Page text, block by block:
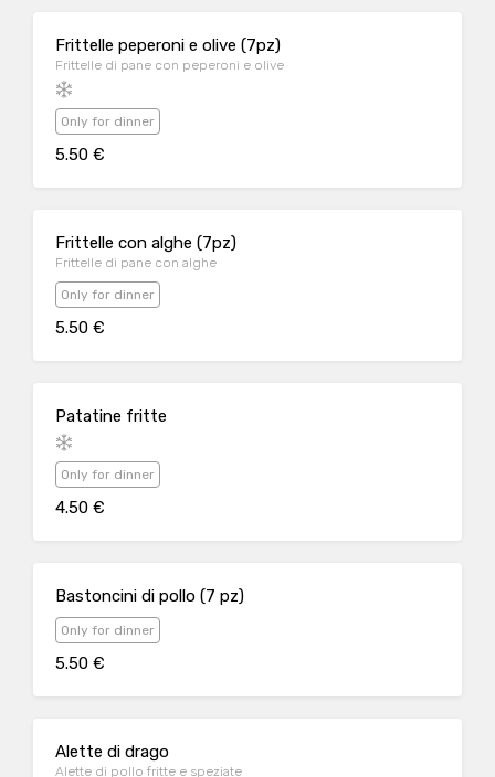
Frittelle peperoni e olive (7pz)
Frittelle di pane con peperoni e olive
Only for dinner
5.50 €
Frittelle con alghe (7pz)
Frittelle di pane con alghe
Only for dinner
5.50 €
Patatine fritte
Only for dinner
4.50 €
Bastoncini di pollo (7 pz)
Only for dinner
5.50 €
Alette di drago
Alette di pollo fritte e speziate